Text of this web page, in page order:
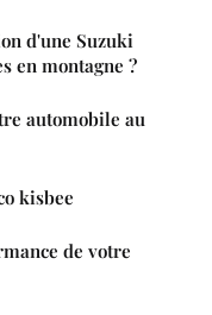
d'une Suzuki
en montagne ?
automobile au
kisbee
de votre